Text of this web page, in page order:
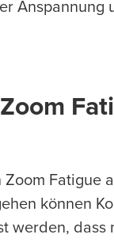
Anspannung
Fatigue
können
werden,